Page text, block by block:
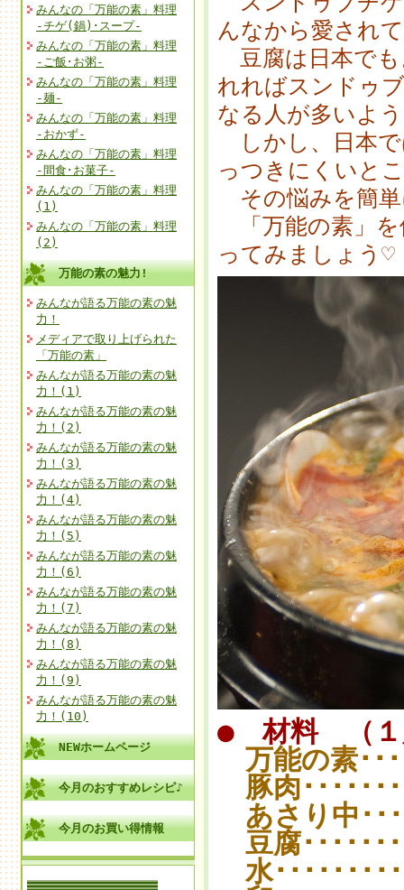
みんなの「万能の素」料理
-チゲ(鍋)･スープ-
みんなの「万能の素」料理
-ご飯･お粥-
みんなの「万能の素」料理
-麺-
みんなの「万能の素」料理
-おかず-
みんなの「万能の素」料理
-間食･お菓子-
みんなの「万能の素」料理
(1)
みんなの「万能の素」料理
(2)
万能の素の魅力!
みんなが語る万能の素の魅
力！
メディアで取り上げられた
「万能の素」
みんなが語る万能の素の魅
力！(1)
みんなが語る万能の素の魅
力！(2)
みんなが語る万能の素の魅
力！(3)
みんなが語る万能の素の魅
力！(4)
みんなが語る万能の素の魅
力！(5)
みんなが語る万能の素の魅
力！(6)
みんなが語る万能の素の魅
力！(7)
みんなが語る万能の素の魅
力！(8)
みんなが語る万能の素の魅
力！(9)
みんなが語る万能の素の魅
力！(10)
NEWホームページ
今月のおすすめレシピ♪
今月のお買い得情報
んなから愛され
豆腐は日本でも
れればスンドゥ
なる人が多いよ
しかし、日本で
っつきにくいと
その悩みを簡単
「万能の素」を
ってみましょう♡
● 材料 （１
万能の素･･･
豚肉･･････
あさり中･･･
豆腐･･････
水････････